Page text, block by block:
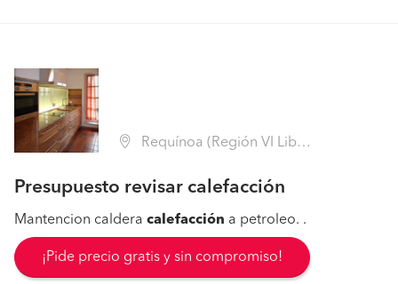
Requínoa (Región VI Libertador B. O'Higgins - Cachapoal)
Presupuesto revisar calefacción
Mantencion caldera calefacción a petroleo. .
¡Pide precio gratis y sin compromiso!